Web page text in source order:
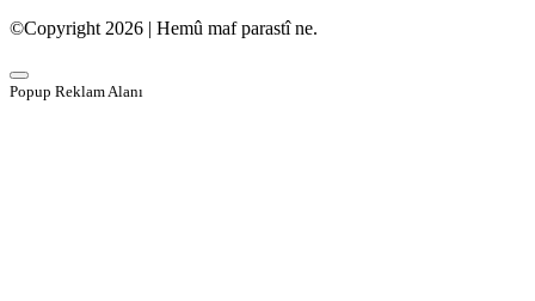
©Copyright 2026 | Hemû maf parastî ne.
Popup Reklam Alanı